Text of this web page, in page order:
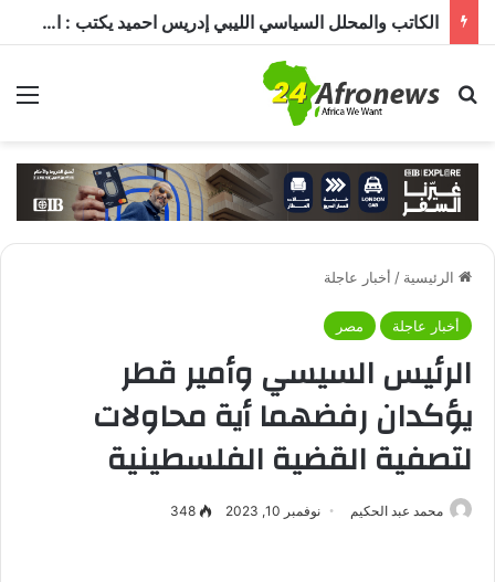
الكاتب والمحلل السياسي الليبي إدريس احميد يكتب : الكاميرون في ظل غياب بول بيا… قراءة في المشهد وأسباب الغياب ومآلات الأوضاع
بحث عن
الرئيسية / أخبار عاجلة
أخبار عاجلة مصر
الرئيس السيسي وأمير قطر
يؤكدان رفضهما أية محاولات
لتصفية القضية الفلسطينية
محمد عبد الحكيم نوفمبر 10, 2023 348